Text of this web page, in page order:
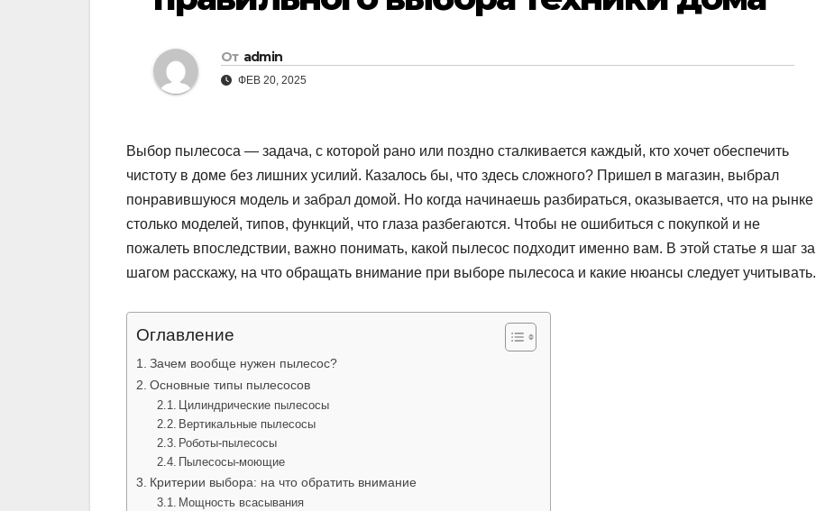
От admin
ФЕВ 20, 2025
Выбор пылесоса — задача, с которой рано или поздно сталкивается каждый, кто хочет обеспечить
чистоту в доме без лишних усилий. Казалось бы, что здесь сложного? Пришел в магазин, выбрал
понравившуюся модель и забрал домой. Но когда начинаешь разбираться, оказывается, что на рынке
столько моделей, типов, функций, что глаза разбегаются. Чтобы не ошибиться с покупкой и не
пожалеть впоследствии, важно понимать, какой пылесос подходит именно вам. В этой статье я шаг за
шагом расскажу, на что обращать внимание при выборе пылесоса и какие нюансы следует учитывать.
Оглавление
Зачем вообще нужен пылесос?
Основные типы пылесосов
Цилиндрические пылесосы
Вертикальные пылесосы
Роботы-пылесосы
Пылесосы-моющие
Критерии выбора: на что обратить внимание
Мощность всасывания